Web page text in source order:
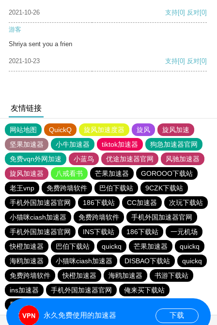
2021-10-26 支持[0] 反对[0]
游客
Shriya sent you a frien
2021-10-23 支持[0] 反对[0]
友情链接
网站地图 QuickQ 旋风加速度器 旋风
旋风加速
坚果加速器
小牛加速器 tiktok加速器
狗急加速器官网
免费vqn外网加速
小蓝鸟 优途加速器官网
风驰加速器
旋风加速器
八戒看书 芒果加速器
GOROOO下载站
老王vnp
免费跨墙软件 巴伯下载站
9CZK下载站
手机外国加速器官网
186下载站 CC加速器
次玩下载站
小猫咪ciash加速器
免费跨墙软件
手机外国加速器官网
手机外国加速器官网
INS下载站 186下载站
一元机场
快橙加速器
巴伯下载站 quickq 芒果加速器
quickq
海鸥加速器
小猫咪ciash加速器 DISBAO下载站
quickq
免费跨墙软件
快橙加速器 海鸥加速器
书游下载站
ins加速器
手机外国加速器官网
俺来买下载站
黑洞加速官网
永久免费使用的加速器 下载